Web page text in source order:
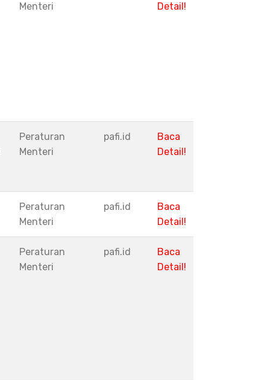
Menteri
Detail!
Peraturan
Menteri
pafi.id
Baca
Detail!
Peraturan
Menteri
pafi.id
Baca
Detail!
Peraturan
Menteri
pafi.id
Baca
Detail!